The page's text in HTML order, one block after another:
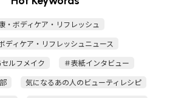
・ボディケア・リフレッシュ
ディケア・リフレッシュニュース
ルフメイク
＃表紙インタビュー
気になるあの人のビューティレシピ